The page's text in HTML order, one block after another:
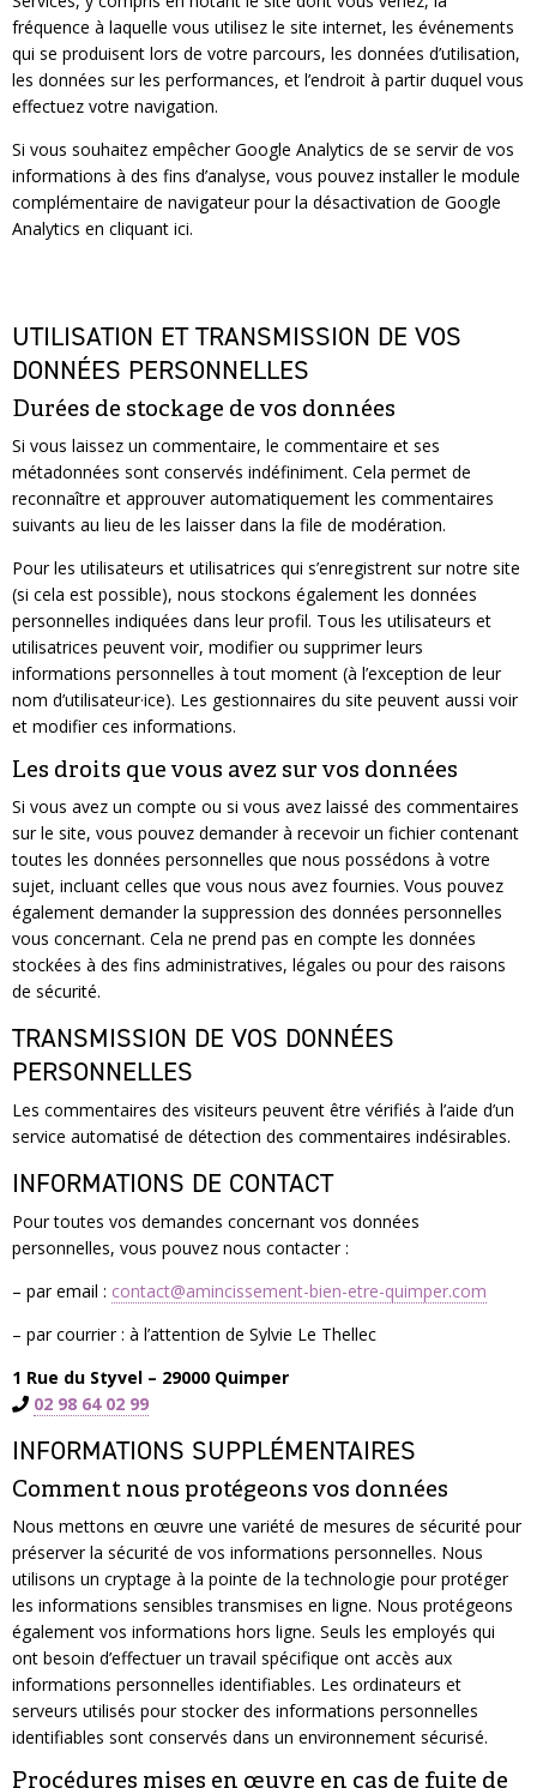
fréquence à laquelle vous utilisez le site internet, les événements
qui se produisent lors de votre parcours, les données d’utilisation,
les données sur les performances, et l’endroit à partir duquel vous
effectuez votre navigation.
Si vous souhaitez empêcher Google Analytics de se servir de vos
informations à des fins d’analyse, vous pouvez installer le module
complémentaire de navigateur pour la désactivation de Google
Analytics en cliquant ici.
UTILISATION ET TRANSMISSION DE VOS
DONNÉES PERSONNELLES
Durées de stockage de vos données
Si vous laissez un commentaire, le commentaire et ses
métadonnées sont conservés indéfiniment. Cela permet de
reconnaître et approuver automatiquement les commentaires
suivants au lieu de les laisser dans la file de modération.
Pour les utilisateurs et utilisatrices qui s’enregistrent sur notre site
(si cela est possible), nous stockons également les données
personnelles indiquées dans leur profil. Tous les utilisateurs et
utilisatrices peuvent voir, modifier ou supprimer leurs
informations personnelles à tout moment (à l’exception de leur
nom d’utilisateur·ice). Les gestionnaires du site peuvent aussi voir
et modifier ces informations.
Les droits que vous avez sur vos données
Si vous avez un compte ou si vous avez laissé des commentaires
sur le site, vous pouvez demander à recevoir un fichier contenant
toutes les données personnelles que nous possédons à votre
sujet, incluant celles que vous nous avez fournies. Vous pouvez
également demander la suppression des données personnelles
vous concernant. Cela ne prend pas en compte les données
stockées à des fins administratives, légales ou pour des raisons
de sécurité.
TRANSMISSION DE VOS DONNÉES
PERSONNELLES
Les commentaires des visiteurs peuvent être vérifiés à l’aide d’un
service automatisé de détection des commentaires indésirables.
INFORMATIONS DE CONTACT
Pour toutes vos demandes concernant vos données
personnelles, vous pouvez nous contacter :
– par email : contact@amincissement-bien-etre-quimper.com
– par courrier : à l’attention de Sylvie Le Thellec
1 Rue du Styvel – 29000 Quimper
02 98 64 02 99
INFORMATIONS SUPPLÉMENTAIRES
Comment nous protégeons vos données
Nous mettons en œuvre une variété de mesures de sécurité pour
préserver la sécurité de vos informations personnelles. Nous
utilisons un cryptage à la pointe de la technologie pour protéger
les informations sensibles transmises en ligne. Nous protégeons
également vos informations hors ligne. Seuls les employés qui
ont besoin d’effectuer un travail spécifique ont accès aux
informations personnelles identifiables. Les ordinateurs et
serveurs utilisés pour stocker des informations personnelles
identifiables sont conservés dans un environnement sécurisé.
Procédures mises en œuvre en cas de fuite de